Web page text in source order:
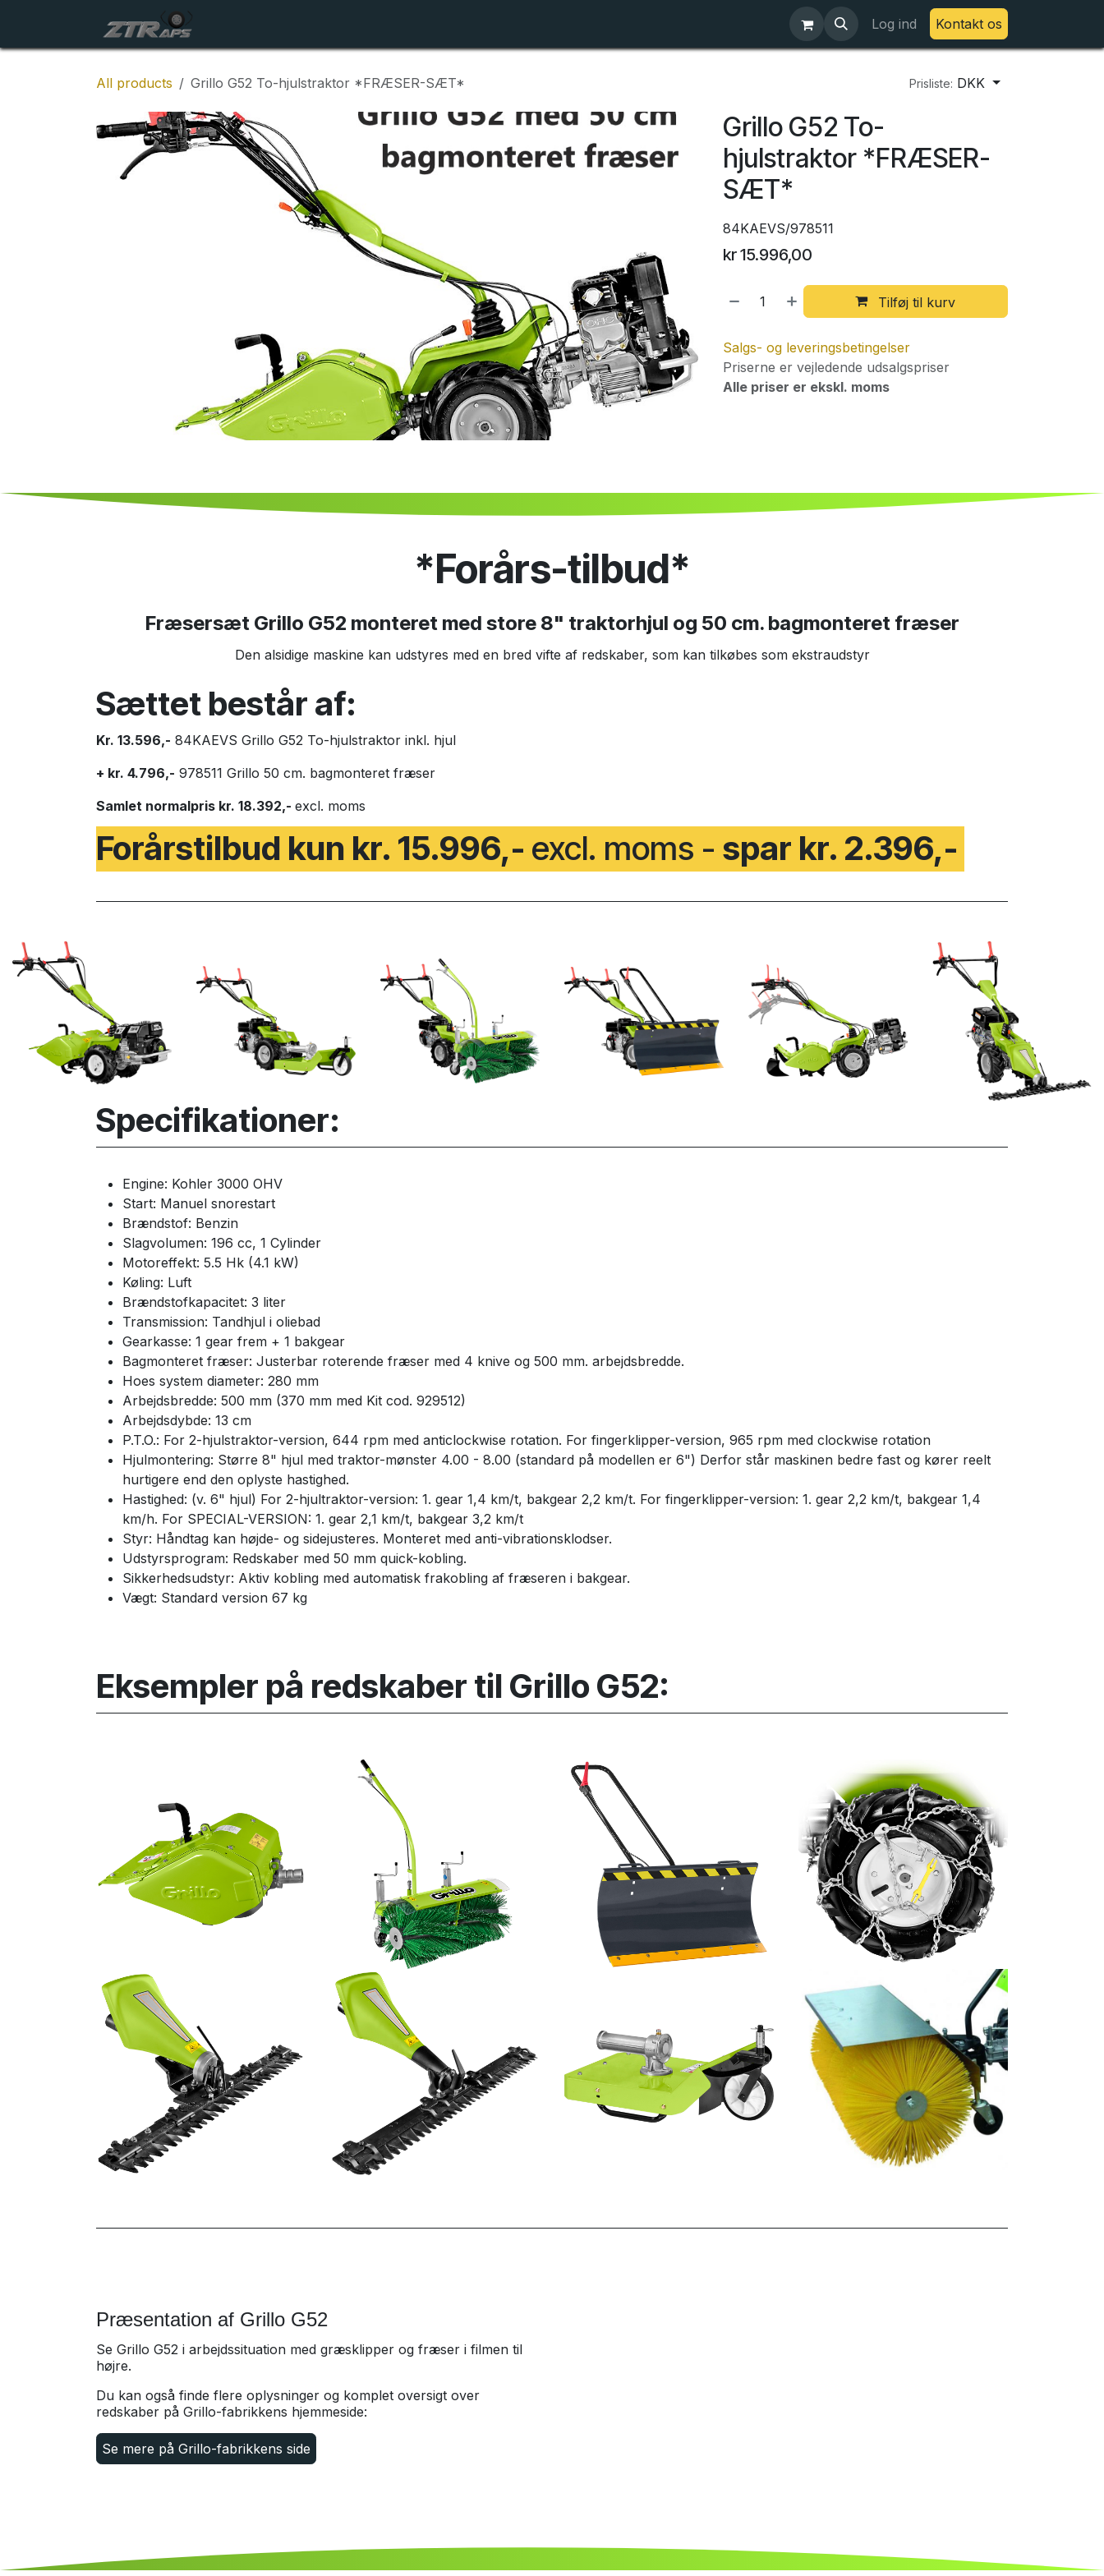
Log ind Kontakt os
All products Grillo G52 To-hjulstraktor *FRÆSER-SÆT* Prisliste: DKK
Grillo G52 To-
hjulstraktor *FRÆSER-
SÆT*
84KAEVS/978511
kr15.996,00
Tilføj til kurv
Salgs- og leveringsbetingelser
Priserne er vejledende udsalgspriser
Alle priser er ekskl. moms
*Forårs-tilbud*
Fræsersæt Grillo G52 monteret med store 8" traktorhjul og 50 cm. bagmonteret fræser
Den alsidige maskine kan udstyres med en bred vifte af redskaber, som kan tilkøbes som ekstraudstyr
Sættet består af:
Kr. 13.596,- 84KAEVS Grillo G52 To-hjulstraktor inkl. hjul
+ kr. 4.796,- 978511 Grillo 50 cm. bagmonteret fræser
Samlet normalpris kr. 18.392,- excl. moms
Forårstilbud kun kr. 15.996,- excl. moms - spar kr. 2.396,-
Specifikationer:
Engine: Kohler 3000 OHV
Start: Manuel snorestart
Brændstof: Benzin
Slagvolumen: 196 cc, 1 Cylinder
Motoreffekt: 5.5 Hk (4.1 kW)
Køling: Luft
Brændstofkapacitet: 3 liter
Transmission: Tandhjul i oliebad
Gearkasse: 1 gear frem + 1 bakgear
Bagmonteret fræser: Justerbar roterende fræser med 4 knive og 500 mm. arbejdsbredde.
Hoes system diameter: 280 mm
Arbejdsbredde: 500 mm (370 mm med Kit cod. 929512)
Arbejdsdybde: 13 cm
P.T.O.: For 2-hjulstraktor-version, 644 rpm med anticlockwise rotation. For fingerklipper-version, 965 rpm med clockwise rotation
Hjulmontering: Større 8" hjul med traktor-mønster 4.00 - 8.00 (standard på modellen er 6") Derfor står maskinen bedre fast og kører reelt
hurtigere end den oplyste hastighed.
Hastighed: (v. 6" hjul) For 2-hjultraktor-version: 1. gear 1,4 km/t, bakgear 2,2 km/t. For fingerklipper-version: 1. gear 2,2 km/t, bakgear 1,4
km/h. For SPECIAL-VERSION: 1. gear 2,1 km/t, bakgear 3,2 km/t
Styr: Håndtag kan højde- og sidejusteres. Monteret med anti-vibrationsklodser.
Udstyrsprogram: Redskaber med 50 mm quick-kobling.
Sikkerhedsudstyr: Aktiv kobling med automatisk frakobling af fræseren i bakgear.
Vægt: Standard version 67 kg
Eksempler på redskaber til Grillo G52:
Præsentation af Grillo G52
Se Grillo G52 i arbejdssituation med græsklipper og fræser i filmen til
højre.
Du kan også finde flere oplysninger og komplet oversigt over
redskaber på Grillo-fabrikkens hjemmeside:
Se mere på Grillo-fabrikkens side